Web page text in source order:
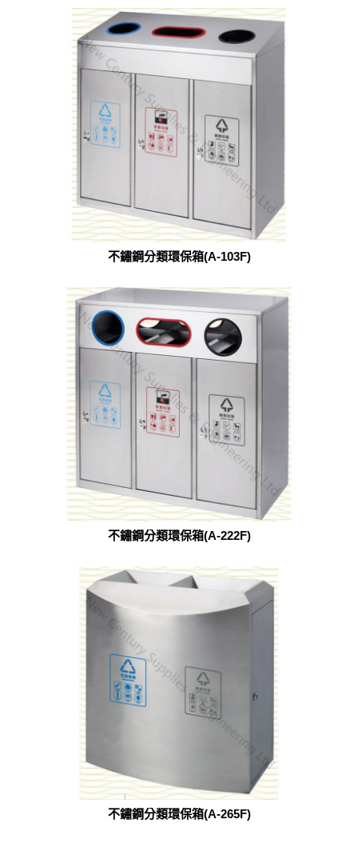
不鏽鋼分類環保箱(A-103F)
不鏽鋼分類環保箱(A-222F)
不鏽鋼分類環保箱(A-265F)